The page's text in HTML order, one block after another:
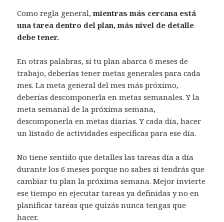
Como regla general,mientras más cercana está
una tarea dentro del plan, más nivel de detalle
debe tener.
En otras palabras, si tu plan abarca 6 meses de
trabajo, deberías tener metas generales para cada
mes. La meta general del mes más próximo,
deberías descomponerla en metas semanales. Y la
meta semanal de la próxima semana,
descomponerla en metas diarias. Y cada día, hacer
un listado de actividades específicas para ese día.
No tiene sentido que detalles las tareas día a día
durante los 6 meses porque no sabes si tendrás que
cambiar tu plan la próxima semana. Mejor invierte
ese tiempo en ejecutar tareas ya definidas y no en
planificar tareas que quizás nunca tengas que
hacer.